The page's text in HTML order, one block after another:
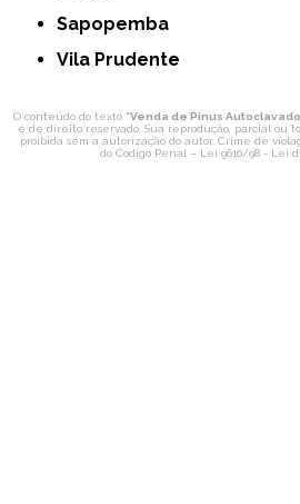
Sapopemba
Vila Prudente
O conteúdo do texto "Venda de Pinus
é de direito reservado. Sua reprodução, parcial ou
proibida sem a autorização do autor. Crime de
do Código Penal – Lei 9610/98 - Lei